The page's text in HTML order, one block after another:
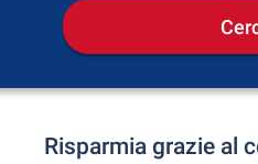
Risparmia grazie al